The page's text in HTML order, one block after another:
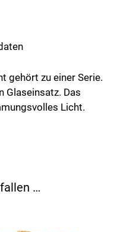
gehört zu einer Serie.
Glaseinsatz. Das
Licht.
…